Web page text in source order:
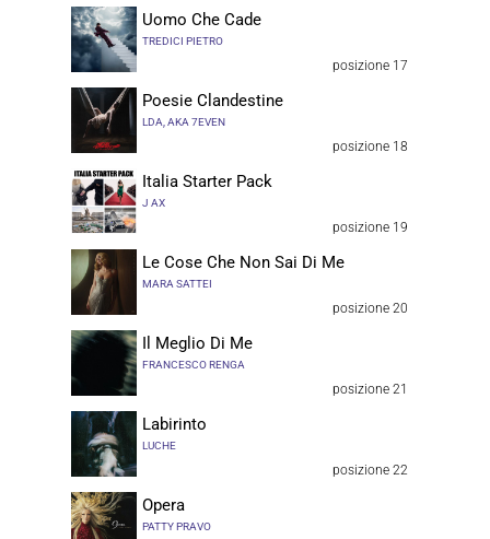
Uomo Che Cade
TREDICI PIETRO
posizione 17
Poesie Clandestine
LDA, AKA 7EVEN
posizione 18
Italia Starter Pack
J AX
posizione 19
Le Cose Che Non Sai Di Me
MARA SATTEI
posizione 20
Il Meglio Di Me
FRANCESCO RENGA
posizione 21
Labirinto
LUCHE
posizione 22
Opera
PATTY PRAVO